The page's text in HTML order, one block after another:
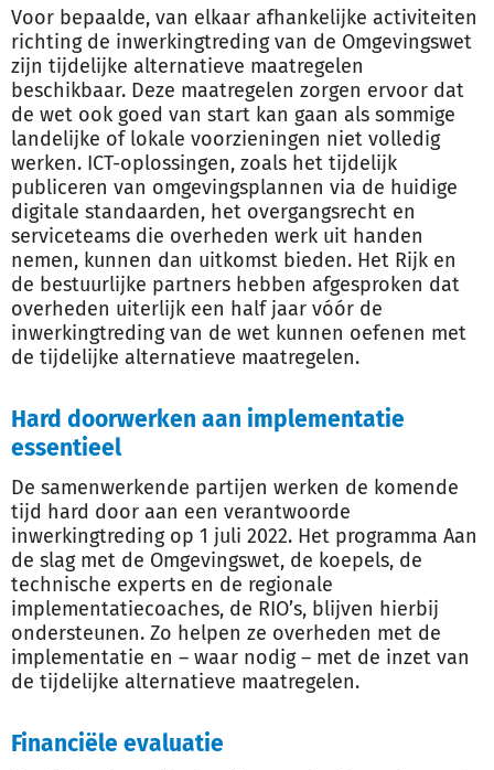
Voor bepaalde, van elkaar afhankelijke activiteiten
richting de inwerkingtreding van de Omgevingswet
zijn tijdelijke alternatieve maatregelen
beschikbaar. Deze maatregelen zorgen ervoor dat
de wet ook goed van start kan gaan als sommige
landelijke of lokale voorzieningen niet volledig
werken. ICT-oplossingen, zoals het tijdelijk
publiceren van omgevingsplannen via de huidige
digitale standaarden, het overgangsrecht en
serviceteams die overheden werk uit handen
nemen, kunnen dan uitkomst bieden. Het Rijk en
de bestuurlijke partners hebben afgesproken dat
overheden uiterlijk een half jaar vóór de
inwerkingtreding van de wet kunnen oefenen met
de tijdelijke alternatieve maatregelen.
Hard doorwerken aan implementatie
essentieel
De samenwerkende partijen werken de komende
tijd hard door aan een verantwoorde
inwerkingtreding op 1 juli 2022. Het programma Aan
de slag met de Omgevingswet, de koepels, de
technische experts en de regionale
implementatiecoaches, de RIO’s, blijven hierbij
ondersteunen. Zo helpen ze overheden met de
implementatie en – waar nodig – met de inzet van
de tijdelijke alternatieve maatregelen.
Financiële evaluatie